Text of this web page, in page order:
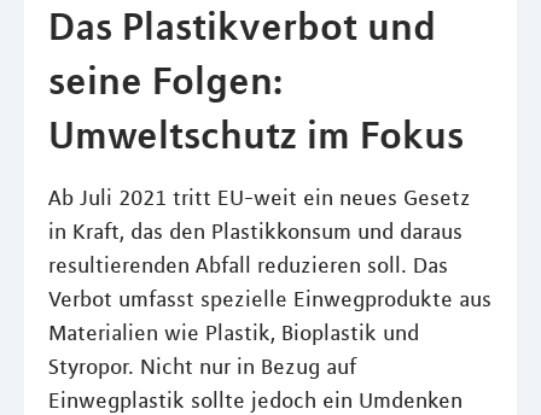
Das Plastikverbot und
seine Folgen:
Umweltschutz im Fokus
Ab Juli 2021 tritt EU-weit ein neues Gesetz
in Kraft, das den Plastikkonsum und daraus
resultierenden Abfall reduzieren soll. Das
Verbot umfasst spezielle Einwegprodukte aus
Materialien wie Plastik, Bioplastik und
Styropor. Nicht nur in Bezug auf
Einwegplastik sollte jedoch ein Umdenken